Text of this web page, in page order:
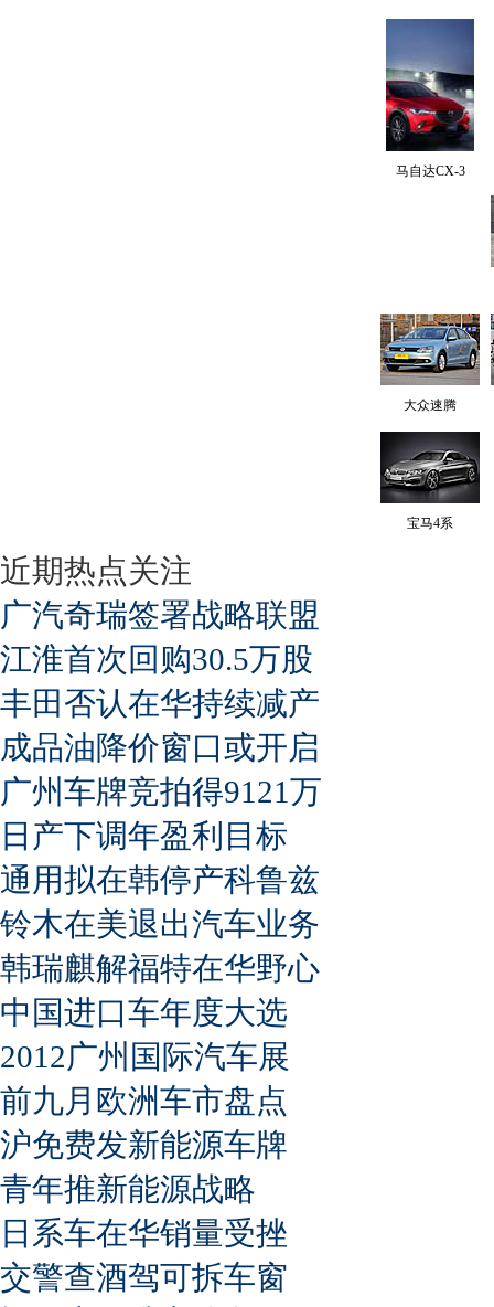
马自达CX-3
大众速腾
宝马4系
近期热点关注
广汽奇瑞签署战略联盟
江淮首次回购30.5万股
丰田否认在华持续减产
成品油降价窗口或开启
广州车牌竞拍得9121万
日产下调年盈利目标
通用拟在韩停产科鲁兹
铃木在美退出汽车业务
韩瑞麒解福特在华野心
中国进口车年度大选
2012广州国际汽车展
前九月欧洲车市盘点
沪免费发新能源车牌
青年推新能源战略
日系车在华销量受挫
交警查酒驾可拆车窗